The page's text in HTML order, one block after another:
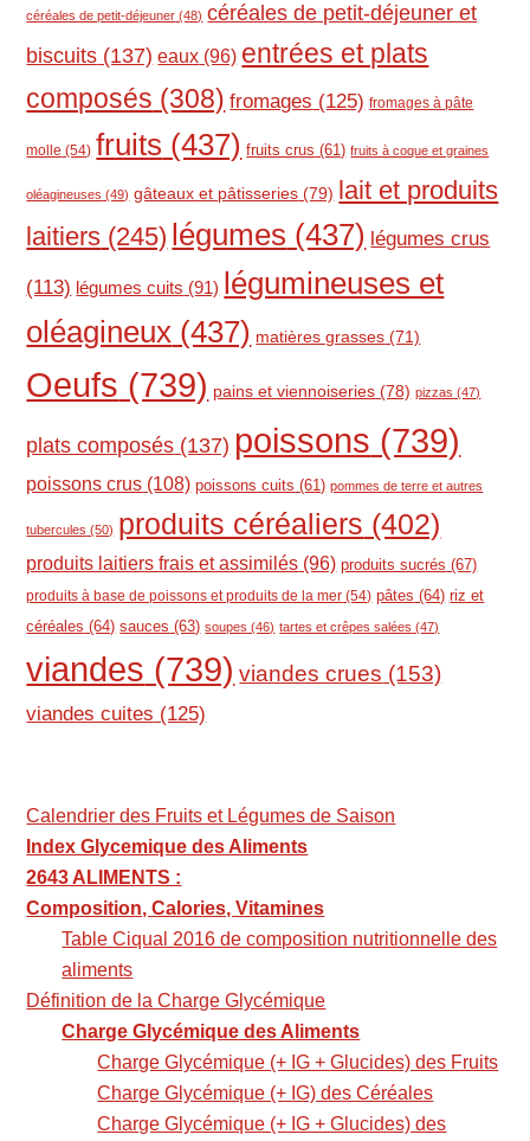
céréales de petit-déjeuner (48) céréales de petit-déjeuner et
biscuits (137) eaux (96) entrées et plats
composés (308) fromages (125) fromages à pâte
molle (54) fruits (437) fruits crus (61) fruits à coque et graines
oléagineuses (49) gâteaux et pâtisseries (79) lait et produits
laitiers (245) légumes (437) légumes crus
(113) légumes cuits (91)
légumineuses et
oléagineux (437) matières grasses (71)
Oeufs (739) pains et viennoiseries (78) pizzas (47)
plats composés (137) poissons (739)
poissons crus (108) poissons cuits (61) pommes de terre et autres
tubercules (50) produits céréaliers (402)
produits laitiers frais et assimilés (96) produits sucrés (67)
produits à base de poissons et produits de la mer (54) pâtes (64) riz et
céréales (64) sauces (63) soupes (46) tartes et crêpes salées (47)
viandes (739) viandes crues (153)
viandes cuites (125)
Calendrier des Fruits et Légumes de Saison
Index Glycemique des Aliments
2643 ALIMENTS :
Composition, Calories, Vitamines
Table Ciqual 2016 de composition nutritionnelle des
aliments
Définition de la Charge Glycémique
Charge Glycémique des Aliments
Charge Glycémique (+ IG + Glucides) des Fruits
Charge Glycémique (+ IG) des Céréales
Charge Glycémique (+ IG + Glucides) des